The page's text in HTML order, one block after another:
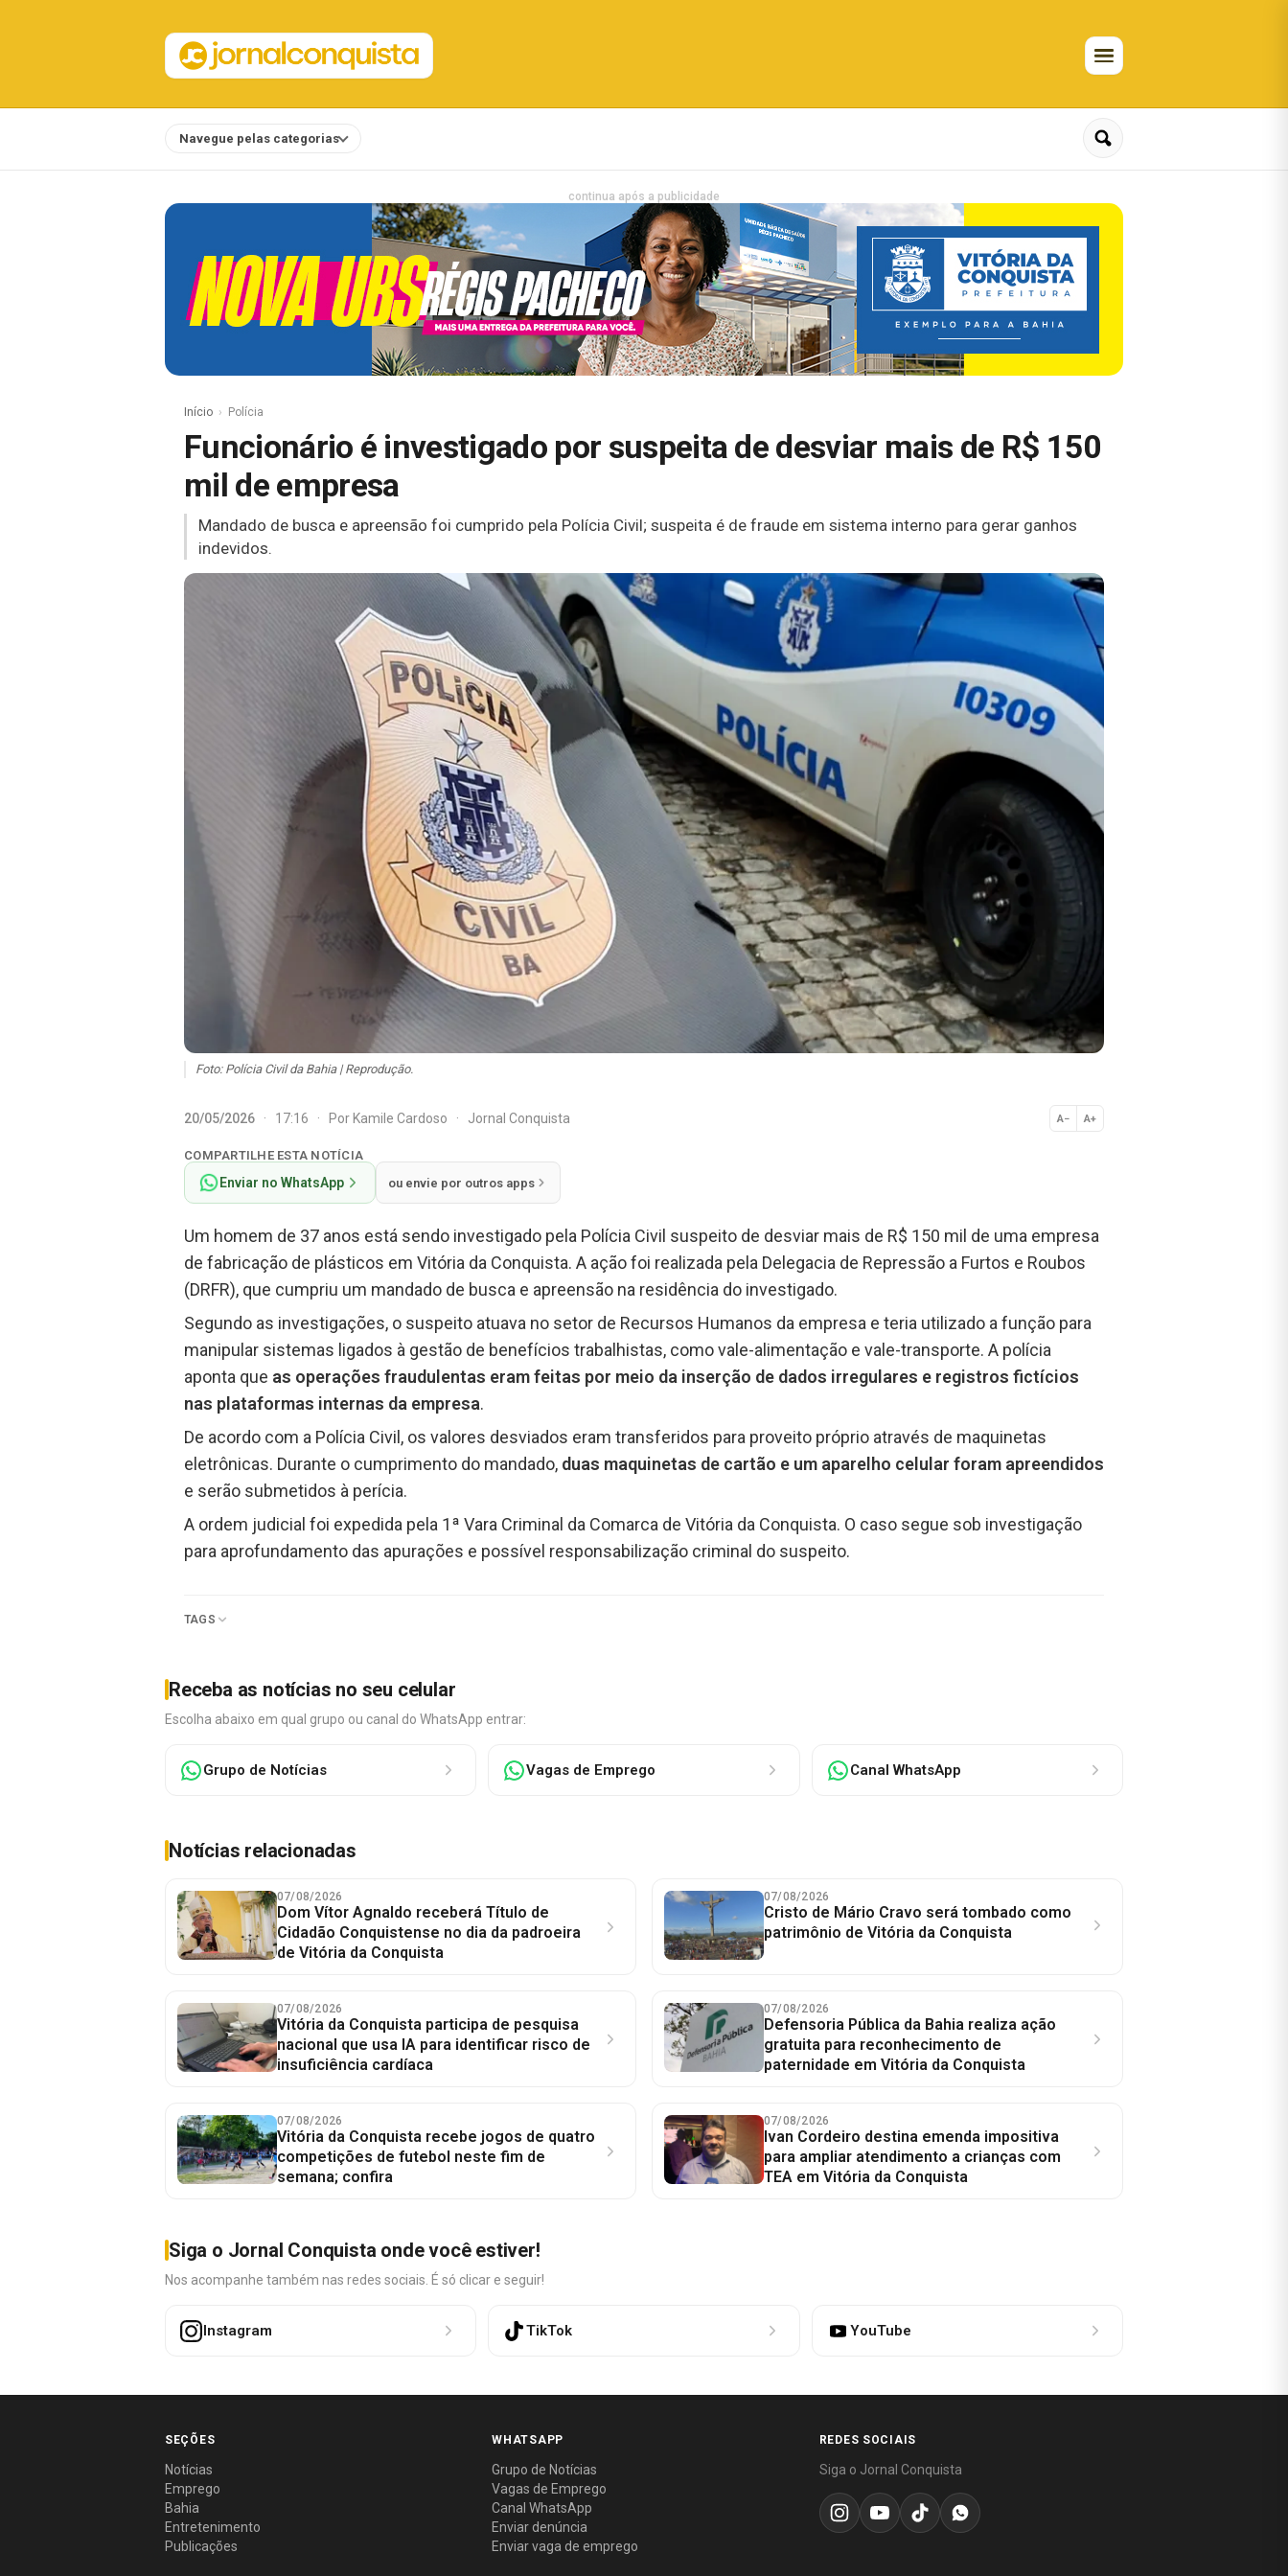
Navegue pelas categorias
continua após a publicidade
Início Polícia
Funcionário é investigado por suspeita de desviar mais de R$ 150
mil de empresa
Mandado de busca e apreensão foi cumprido pela Polícia Civil; suspeita é de fraude em sistema interno para gerar ganhos
indevidos.
Foto: Polícia Civil da Bahia | Reprodução.
20/05/2026 · 17:16 · Por Kamile Cardoso · Jornal Conquista A− A+
Normal
COMPARTILHE ESTA NOTÍCIA
Enviar no WhatsApp ou envie por outros apps
Um homem de 37 anos está sendo investigado pela Polícia Civil suspeito de desviar mais de R$ 150 mil de uma empresa
de fabricação de plásticos em Vitória da Conquista. A ação foi realizada pela Delegacia de Repressão a Furtos e Roubos
(DRFR), que cumpriu um mandado de busca e apreensão na residência do investigado.
Segundo as investigações, o suspeito atuava no setor de Recursos Humanos da empresa e teria utilizado a função para
manipular sistemas ligados à gestão de benefícios trabalhistas, como vale-alimentação e vale-transporte. A polícia
aponta que as operações fraudulentas eram feitas por meio da inserção de dados irregulares e registros fictícios
nas plataformas internas da empresa.
De acordo com a Polícia Civil, os valores desviados eram transferidos para proveito próprio através de maquinetas
eletrônicas. Durante o cumprimento do mandado, duas maquinetas de cartão e um aparelho celular foram apreendidos
e serão submetidos à perícia.
A ordem judicial foi expedida pela 1ª Vara Criminal da Comarca de Vitória da Conquista. O caso segue sob investigação
para aprofundamento das apurações e possível responsabilização criminal do suspeito.
TAGS
Receba as notícias no seu celular
Escolha abaixo em qual grupo ou canal do WhatsApp entrar:
Grupo de Notícias Vagas de Emprego Canal WhatsApp
Notícias relacionadas
07/08/2026
Dom Vítor Agnaldo receberá Título de
Cidadão Conquistense no dia da padroeira
de Vitória da Conquista
07/08/2026
Cristo de Mário Cravo será tombado como
patrimônio de Vitória da Conquista
07/08/2026
Vitória da Conquista participa de pesquisa
nacional que usa IA para identificar risco de
insuficiência cardíaca
07/08/2026
Defensoria Pública da Bahia realiza ação
gratuita para reconhecimento de
paternidade em Vitória da Conquista
07/08/2026
Vitória da Conquista recebe jogos de quatro
competições de futebol neste fim de
semana; confira
07/08/2026
Ivan Cordeiro destina emenda impositiva
para ampliar atendimento a crianças com
TEA em Vitória da Conquista
Siga o Jornal Conquista onde você estiver!
Nos acompanhe também nas redes sociais. É só clicar e seguir!
Instagram TikTok YouTube
SEÇÕES
Notícias
Emprego
Bahia
Entretenimento
Publicações
WHATSAPP
Grupo de Notícias
Vagas de Emprego
Canal WhatsApp
Enviar denúncia
Enviar vaga de emprego
REDES SOCIAIS
Siga o Jornal Conquista